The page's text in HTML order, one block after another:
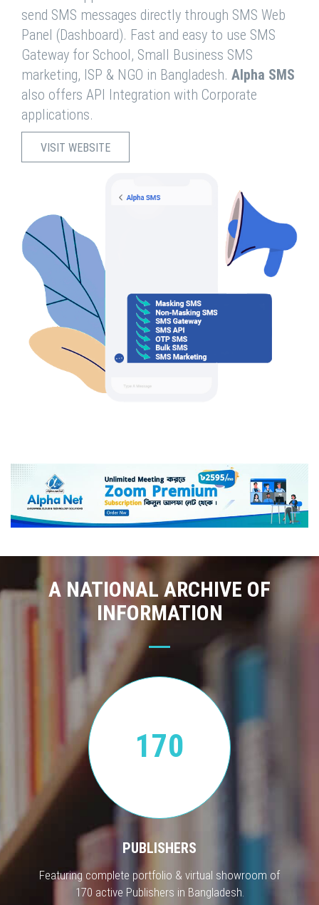
send SMS messages directly through SMS Web
Panel (Dashboard). Fast and easy to use SMS
Gateway for School, Small Business SMS
marketing, ISP & NGO in Bangladesh. Alpha SMS
also offers API Integration with Corporate
applications.
VISIT WEBSITE
A NATIONAL ARCHIVE OF
INFORMATION
170
PUBLISHERS
Featuring complete portfolio & virtual showroom of
170 active Publishers in Bangladesh.